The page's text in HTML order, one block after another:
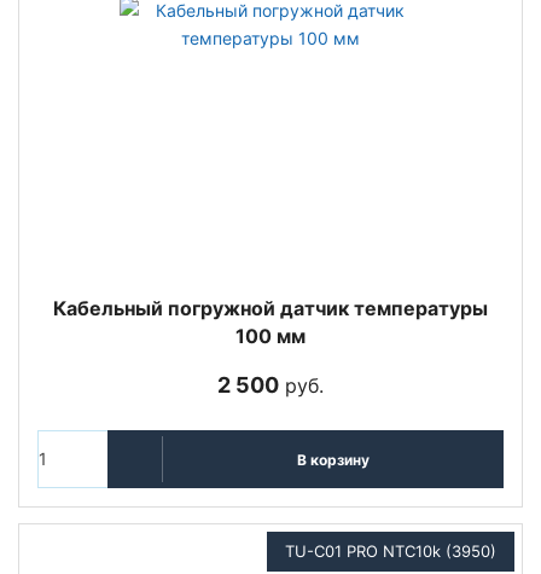
Кабельный погружной датчик температуры
100 мм
2 500 руб.
В корзину
TU-C01 PRO NTC10k (3950)